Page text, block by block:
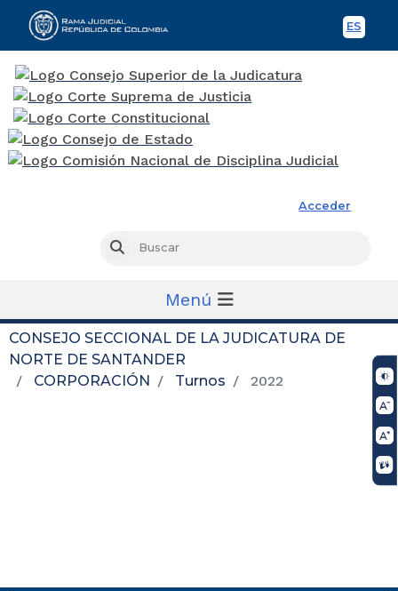
ES
Acceder
Buscar
Menú
CONSEJO SECCIONAL DE LA JUDICATURA DE
NORTE DE SANTANDER
CORPORACIÓN
Turnos 2022